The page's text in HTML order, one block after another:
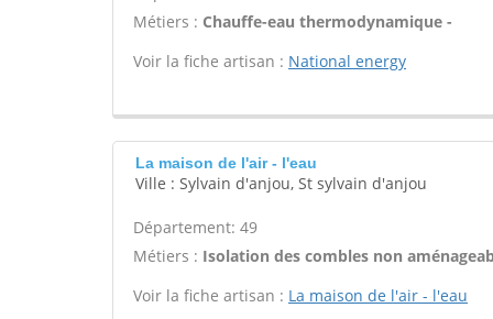
Métiers : Chauffe-eau thermodynamique -
Voir la fiche artisan : National energy
La maison de l'air - l'eau
Ville : Sylvain d'anjou, St sylvain d'anjou
Département: 49
Métiers : Isolation des combles non
Voir la fiche artisan : La maison de l'air - l'eau